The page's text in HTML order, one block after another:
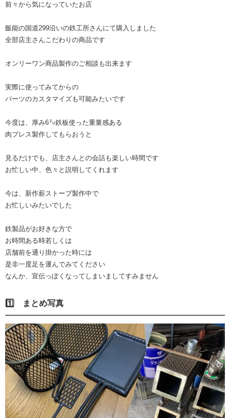
前々から気になっていたお店
飯能の国道299沿いの鉄工所さんにて購入しました
全部店主さんこだわりの商品です
オンリーワン商品製作のご相談も出来ます
実際に使ってみてからの
パーツのカスタマイズも可能みたいです
今度は、厚み6㍉鉄板使った重量感ある
肉プレス製作してもらおうと
見るだけでも、店主さんとの会話も楽しい時間です
お忙しい中、色々と説明してくれます
今は、新作薪ストーブ製作中で
お忙しいみたいでした
鉄製品がお好きな方で
お時間ある時若しくは
店舗前を通り掛かった時には
是非一度足を運んでみてください
なんか、宣伝っぽくなってしまいましてすみません
1️⃣ まとめ写真